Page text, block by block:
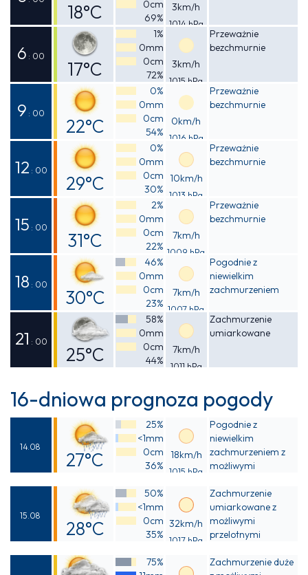
18°C
Odczuwalna
18°C
0cm
69%
3km/h
1014 hPa
6 : 00
17°C
Odczuwalna
17°C
1%
0mm
0cm
72%
3km/h
1015 hPa
Przeważnie
bezchmurnie
9 : 00
22°C
Odczuwalna
21°C
0%
0mm
0cm
54%
0km/h
1016 hPa
Przeważnie
bezchmurnie
12 : 00
29°C
Odczuwalna
28°C
0%
0mm
0cm
30%
10km/h
1013 hPa
Przeważnie
bezchmurnie
15 : 00
31°C
Odczuwalna
29°C
2%
0mm
0cm
22%
7km/h
1009 hPa
Przeważnie
bezchmurnie
18 : 00
30°C
Odczuwalna
29°C
46%
0mm
0cm
23%
7km/h
1007 hPa
Pogodnie z
niewielkim
zachmurzeniem
21 : 00
25°C
58%
0mm
0cm
44%
7km/h
1011 hPa
Zachmurzenie
umiarkowane
16-dniowa prognoza pogody
14.08
27°C
27°C
25%
<1mm
0cm
36%
18km/h
1015 hPa
Pogodnie z
niewielkim
zachmurzeniem z
możliwymi
opadami deszczu
15.08
28°C
27°C
50%
<1mm
0cm
35%
32km/h
1017 hPa
Zachmurzenie
umiarkowane z
możliwymi
przelotnymi
75%
Zachmurzenie duże